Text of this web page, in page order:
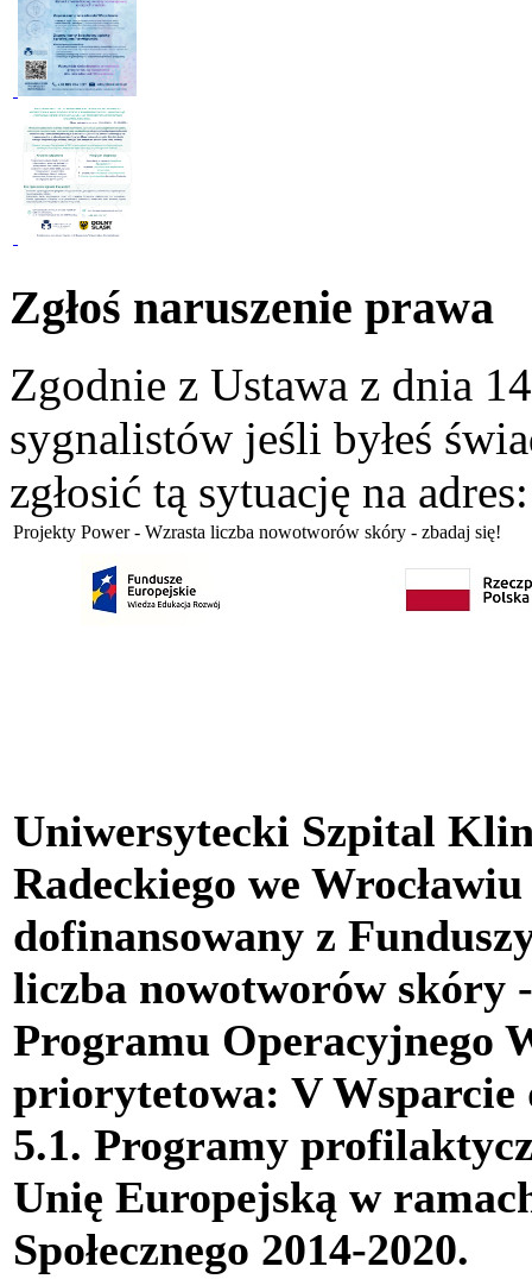
Zgłoś naruszenie prawa
Zgodnie z Ustawa z dnia
sygnalistów jeśli byłeś
zgłosić tą sytuację na
Projekty Power - Wzrasta liczba nowotworów skóry - zbadaj się!
Uniwersytecki Szpital
Radeckiego we
dofinansowany z
liczba nowotworów skóry
Programu Operacyjnego
priorytetowa: V Wsparcie
5.1. Programy
Unię Europejską w
Społecznego 2014-2020.